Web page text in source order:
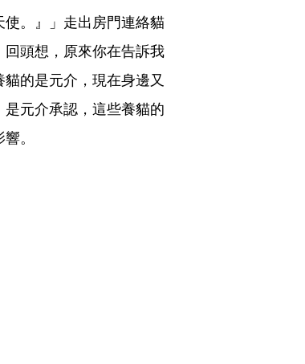
使。』」走出房門連絡貓
頭想，原來你在告訴我
的是元介，現在身邊又
元介承認，這些養貓的
。